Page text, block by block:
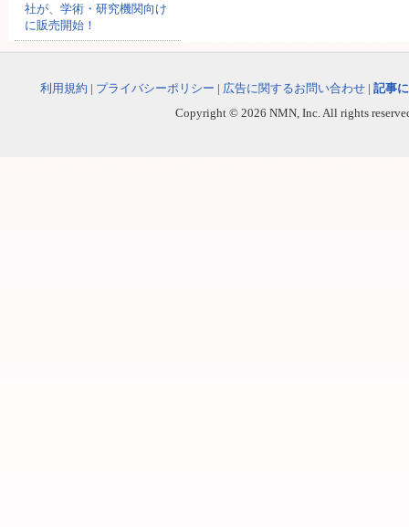
社が、学術・研究機関向け
に販売開始！
利用規約 | プライバシーポリシー | 広告に関するお問い合わせ | 記事
Copyright © 2026 NMN, Inc. All rights